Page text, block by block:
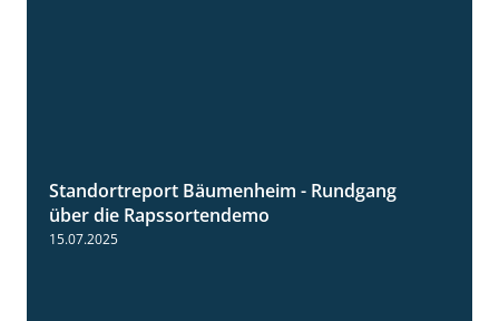
6:03
Standortreport Bäumenheim - Rundgang
über die Rapssortendemo
15.07.2025